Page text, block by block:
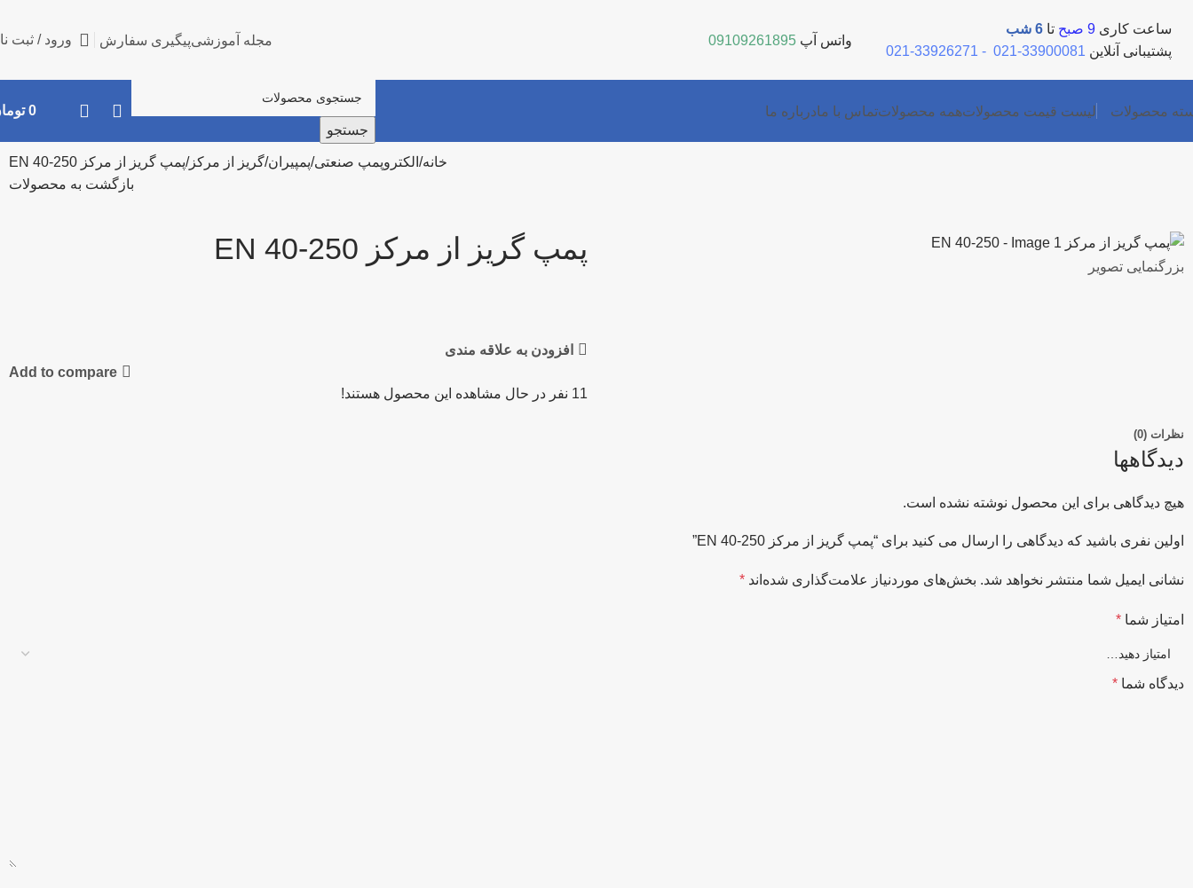
ساعت کاری 9 صبح تا 6 شب
پشتیبانی آنلاین 33900081-021
-
33926271-021
واتس آپ 09109261895 مجله آموزشیپیگیری سفارش ورود / ثبت
محصولات لیست قیمت محصولاتهمه محصولاتتماس با مادرباره ما
جستجو
0
خانه الکتروپمپ صنعتی پمپیران گریز از مرکز پمپ گریز از مرکز EN 40-250
بازگشت به محصولات
بزرگنمایی تصویر
پمپ گریز از مرکز EN 40-250
افزودن به علاقه مندی
Add to compare
11 نفر در حال مشاهده این محصول هستند!
نظرات (0)
دیدگاهها
هیچ دیدگاهی برای این محصول نوشته نشده است.
اولین نفری باشید که دیدگاهی را ارسال می کنید برای “پمپ گریز از مرکز EN 40-250”
نشانی ایمیل شما منتشر نخواهد شد. بخش‌های موردنیاز علامت‌گذاری شده‌اند *
امتیاز شما *
دیدگاه شما *